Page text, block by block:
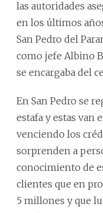
las autoridades
en los últimos
San Pedro del
como jefe Albino
se encargaba del
En San Pedro se
estafa y estas van
venciendo los
sorprenden a
conocimiento de
clientes que en
5 millones y que